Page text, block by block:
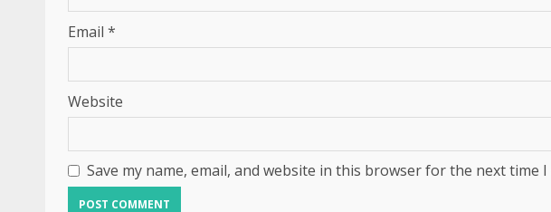
Email *
Website
Save my name, email, and website in this browser for the next time I